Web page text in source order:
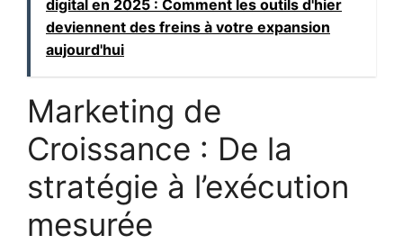
digital en 2025 : Comment les outils d'hier
deviennent des freins à votre expansion
aujourd'hui
Marketing de
Croissance : De la
stratégie à l’exécution
mesurée